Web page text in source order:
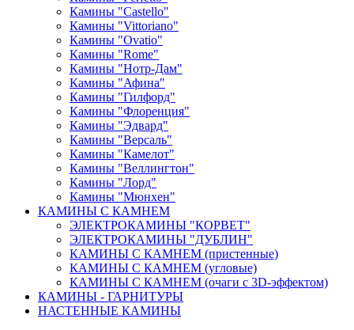
Камины "Castello"
Камины "Vittoriano"
Камины "Ovatio"
Камины "Rome"
Камины "Нотр-Дам"
Камины "Афина"
Камины "Гилфорд"
Камины "Флоренция"
Камины "Эдвард"
Камины "Версаль"
Камины "Камелот"
Камины "Веллингтон"
Камины "Лорд"
Камины "Мюнхен"
КАМИНЫ С КАМНЕМ
ЭЛЕКТРОКАМИНЫ "КОРВЕТ"
ЭЛЕКТРОКАМИНЫ "ДУБЛИН"
КАМИНЫ С КАМНЕМ (пристенные)
КАМИНЫ С КАМНЕМ (угловые)
КАМИНЫ С КАМНЕМ (очаги с 3D-эффектом)
КАМИНЫ - ГАРНИТУРЫ
НАСТЕННЫЕ КАМИНЫ